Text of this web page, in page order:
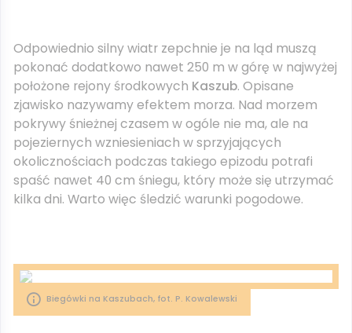
Odpowiednio silny wiatr zepchnie je na ląd muszą
pokonać dodatkowo nawet 250 m w górę w najwyżej
położone rejony środkowych Kaszub. Opisane
zjawisko nazywamy efektem morza. Nad morzem
pokrywy śnieżnej czasem w ogóle nie ma, ale na
pojeziernych wzniesieniach w sprzyjających
okolicznościach podczas takiego epizodu potrafi
spaść nawet 40 cm śniegu, który może się utrzymać
kilka dni. Warto więc śledzić warunki pogodowe.
Biegówki na Kaszubach, fot. P. Kowalewski